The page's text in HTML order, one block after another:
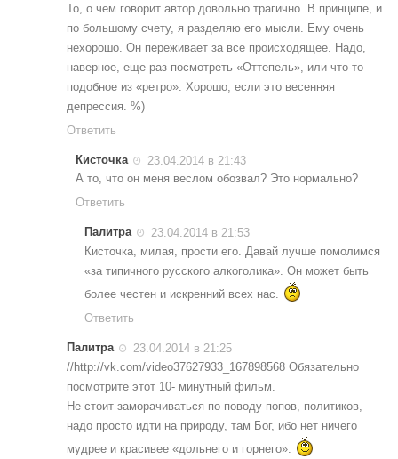
То, о чем говорит автор довольно трагично. В принципе, и
по большому счету, я разделяю его мысли. Ему очень
нехорошо. Он переживает за все происходящее. Надо,
наверное, еще раз посмотреть «Оттепель», или что-то
подобное из «ретро». Хорошо, если это весенняя
депрессия. %)
Ответить
Кисточка
23.04.2014 в 21:43
А то, что он меня веслом обозвал? Это нормально?
Ответить
Палитра
23.04.2014 в 21:53
Кисточка, милая, прости его. Давай лучше помолимся
«за типичного русского алкоголика». Он может быть
более честен и искренний всех нас.
Ответить
Палитра
23.04.2014 в 21:25
//http://vk.com/video37627933_167898568 Обязательно
посмотрите этот 10- минутный фильм.
Не стоит заморачиваться по поводу попов, политиков,
надо просто идти на природу, там Бог, ибо нет ничего
мудрее и красивее «дольнего и горнего».